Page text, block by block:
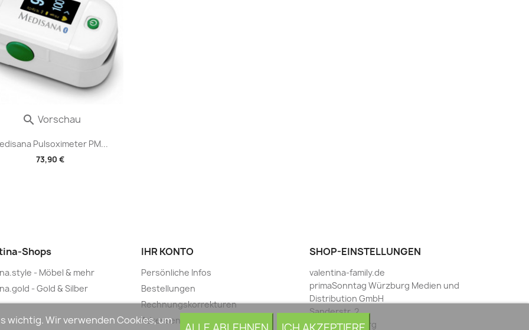
Pulsoximeter PM...
73,90 €
 Vorschau
Shops
- Möbel & mehr
- Gold & Silber
IHR KONTO
Persönliche Infos
Bestellungen
Rechnungskorrekturen
Adressen
SHOP-EINSTELLUNGEN
valentina-family.de
primaSonntag Würzburg Medien und
Distribution GmbH
Sanderstr. 2
97070 Würzburg
wichtig. Wir verwenden Cookies, um